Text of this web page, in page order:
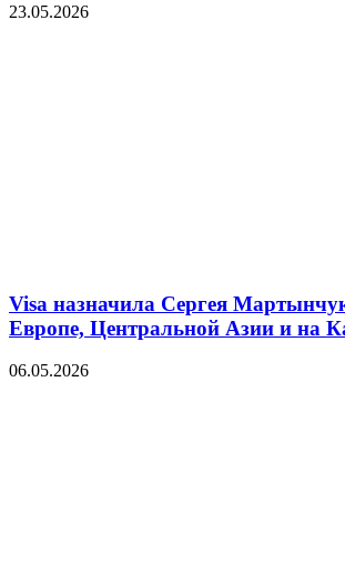
23.05.2026
Visa назначила Сергея
Европе, Центральной Азии и на
06.05.2026